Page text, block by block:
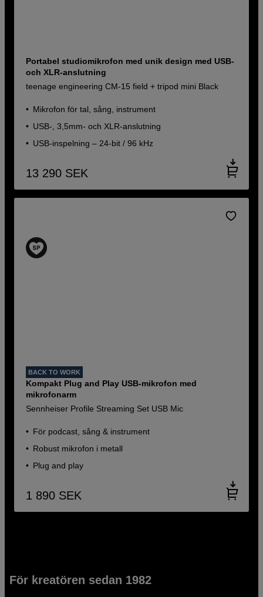
Portabel studiomikrofon med unik design med USB-
och XLR-anslutning
teenage engineering CM-15 field + tripod mini Black
Mikrofon för tal, sång, instrument
USB-, 3,5mm- och XLR-anslutning
USB-inspelning – 24-bit / 96 kHz
13 290 SEK
BACK TO WORK
Kompakt Plug and Play USB-mikrofon med
mikrofonarm
Sennheiser Profile Streaming Set USB Mic
För podcast, sång & instrument
Robust mikrofon i metall
Plug and play
1 890 SEK
För kreatören sedan 1982